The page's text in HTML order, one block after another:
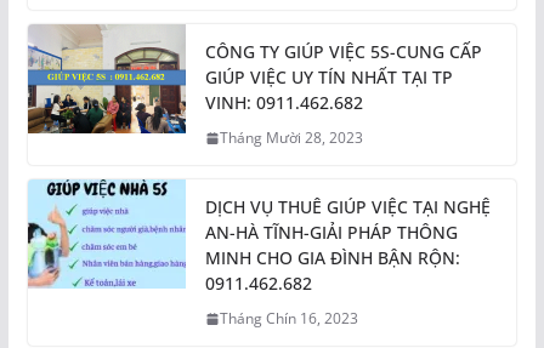
CÔNG TY GIÚP VIỆC 5S-CUNG CẤP
GIÚP VIỆC UY TÍN NHẤT TẠI TP
VINH: 0911.462.682
Tháng Mười 28, 2023
DỊCH VỤ THUÊ GIÚP VIỆC TẠI NGHỆ
AN-HÀ TĨNH-GIẢI PHÁP THÔNG
MINH CHO GIA ĐÌNH BẬN RỘN:
0911.462.682
Tháng Chín 16, 2023